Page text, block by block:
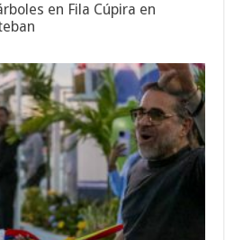
en Fila Cúpira en